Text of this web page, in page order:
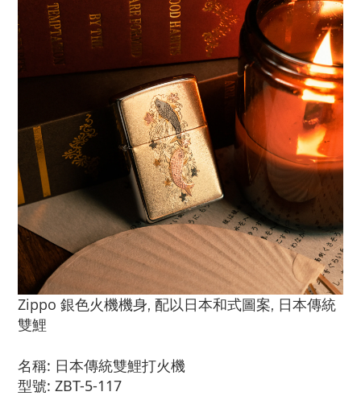
Zippo 銀色火機機身, 配以日本和式圖案, 日本傳統
雙鯉
名稱: 日本傳統雙鯉打火機
型號: ZBT-5-117